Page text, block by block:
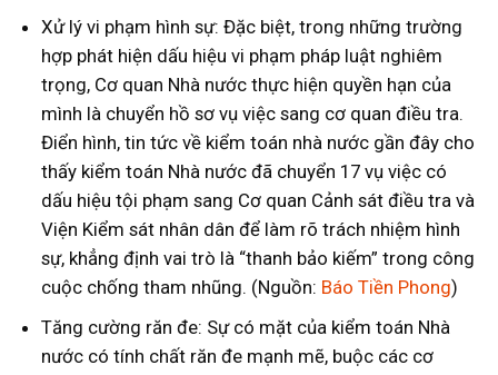
Xử lý vi phạm hình sự: Đặc biệt, trong những trường
hợp phát hiện dấu hiệu vi phạm pháp luật nghiêm
trọng, Cơ quan Nhà nước thực hiện quyền hạn của
mình là chuyển hồ sơ vụ việc sang cơ quan điều tra.
Điển hình, tin tức về kiểm toán nhà nước gần đây cho
thấy kiểm toán Nhà nước đã chuyển 17 vụ việc có
dấu hiệu tội phạm sang Cơ quan Cảnh sát điều tra và
Viện Kiểm sát nhân dân để làm rõ trách nhiệm hình
sự, khẳng định vai trò là “thanh bảo kiếm” trong công
cuộc chống tham nhũng. (Nguồn: Báo Tiền Phong)
Tăng cường răn đe: Sự có mặt của kiểm toán Nhà
nước có tính chất răn đe mạnh mẽ, buộc các cơ